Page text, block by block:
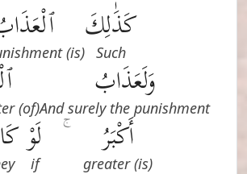
كَذَٰلِكَ
Such
(is) the punishment
وَلَعَذَابُ
And surely the punishment
(of) the Hereafter
أَكْبَرُ
(is) greater
لَوْ
if